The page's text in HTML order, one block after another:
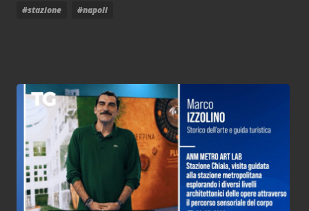
#stazione
#napoli